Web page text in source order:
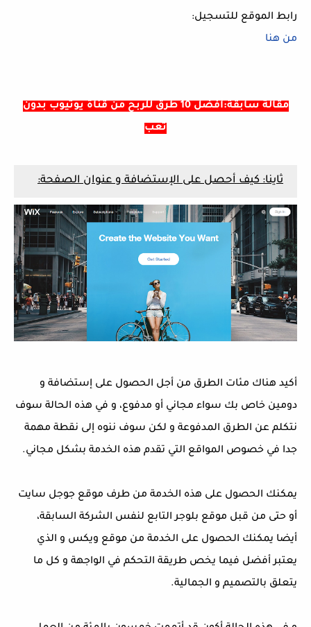
رابط الموقع للتسجيل:
من هنا
مقالة سابقة:أفضل 10 طرق للربح من قناة يوتيوب بدون
تعب
ثاينا: كيف أحصل على الإستضافة و عنوان الصفحة:
أكيد هناك مئات الطرق من أجل الحصول على إستضافة و
دومين خاص بك سواء مجاني أو مدفوع، و في هذه الحالة سوف
نتكلم عن الطرق المدفوعة و لكن سوف ننوه إلى نقطة مهمة
جدا في خصوص المواقع التي تقدم هذه الخدمة بشكل مجاني.
يمكنك الحصول على هذه الخدمة من طرف موقع جوجل سايت
أو حتى من قبل موقع بلوجر التابع لنفس الشركة السابقة،
أيضا يمكنك الحصول على الخدمة من موقع ويكس و الذي
يعتبر أفضل فيما يخص طريقة التحكم في الواجهة و كل ما
يتعلق بالتصميم و الجمالية.